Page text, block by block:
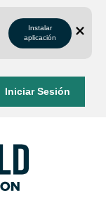
Instalar
aplicación
Iniciar Sesión